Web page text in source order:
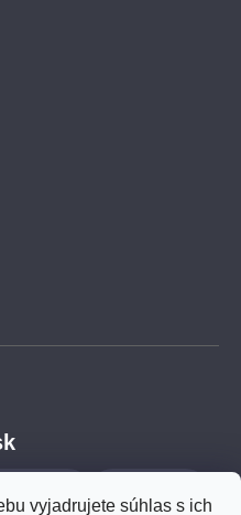
vyjadrujete súhlas s ich